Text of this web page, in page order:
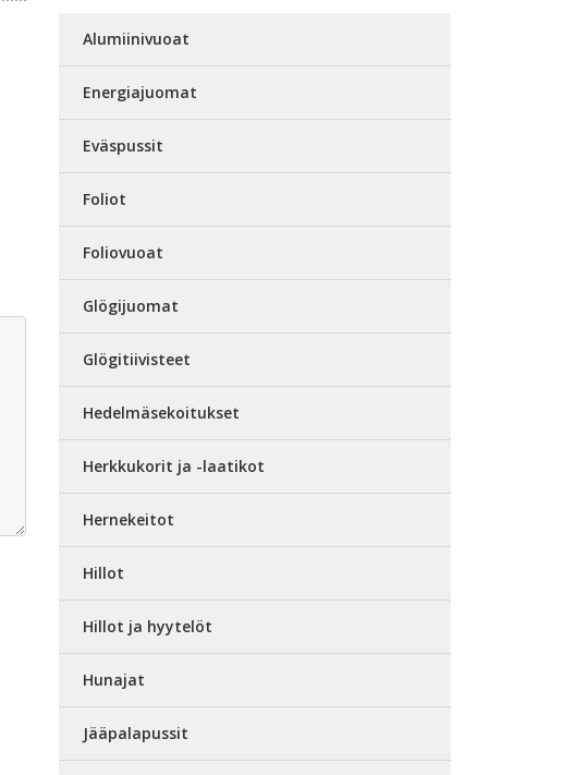
Alumiinivuoat
Energiajuomat
Eväspussit
Foliot
Foliovuoat
Glögijuomat
Glögitiivisteet
Hedelmäsekoitukset
Herkkukorit ja -laatikot
Hernekeitot
Hillot
Hillot ja hyytelöt
Hunajat
Jääpalapussit